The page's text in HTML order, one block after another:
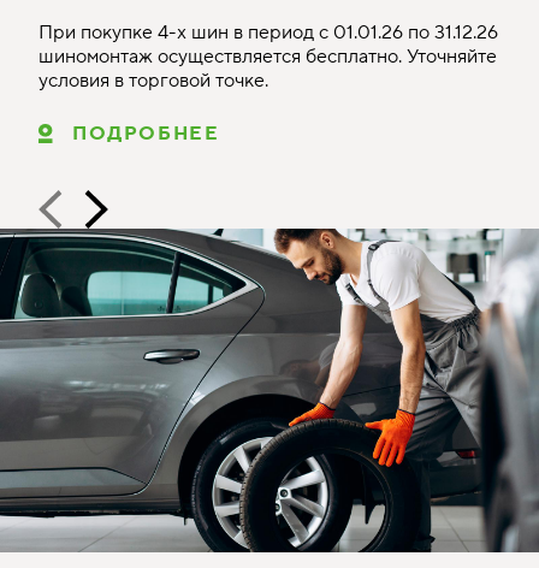
При покупке 4-х шин в период с 01.01.26 по 31.12.26
шиномонтаж осуществляется бесплатно. Уточняйте
условия в торговой точке.
ПОДРОБНЕЕ